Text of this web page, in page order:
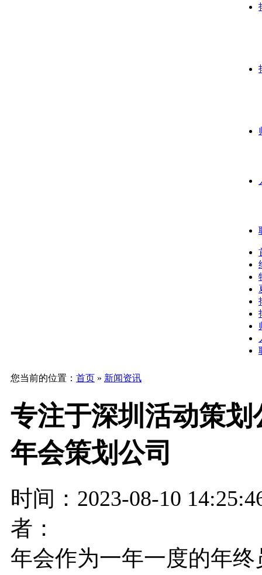
您当前的位置： 首页 » 新闻资讯
专注于深圳活动策划
年会策划公司
时间：2023-08-10
者：
年会作为一年一度的年